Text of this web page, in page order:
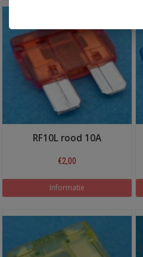
RF10L rood 10A
€2,00
Informatie